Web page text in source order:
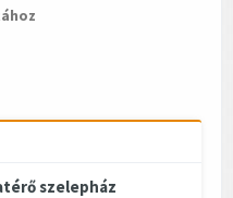
szelepház